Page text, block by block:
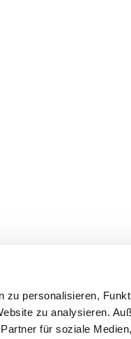
zu personalisieren,
zu analysieren.
für soziale